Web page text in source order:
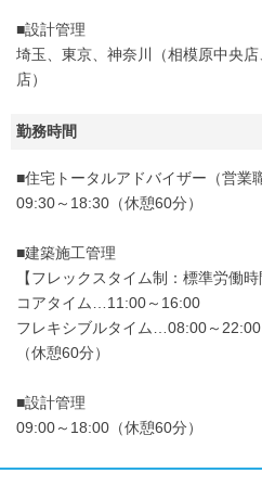
■設計管理
埼玉、東京、神奈川（相模原中央
店）
勤務時間
■住宅トータルアドバイザー（営業
09:30～18:30（休憩60分）
■建築施工管理
【フレックスタイム制：標準労働時
コアタイム…11:00～16:00
フレキシブルタイム…08:00～22:00
（休憩60分）
■設計管理
09:00～18:00（休憩60分）